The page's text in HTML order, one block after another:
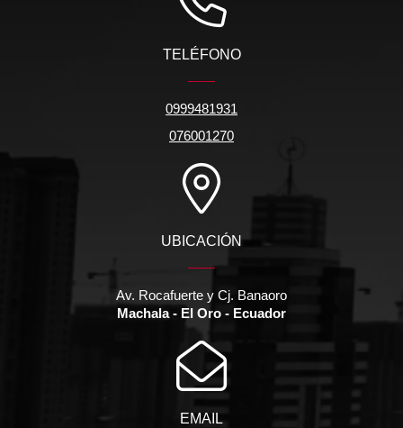
TELÉFONO
0999481931
076001270
UBICACIÓN
Av. Rocafuerte y Cj. Banaoro
Machala - El Oro - Ecuador
EMAIL